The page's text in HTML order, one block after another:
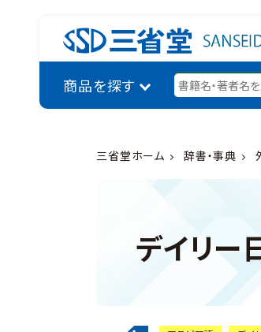
商品を探す
三省堂ホーム 辞書・事典
デイリー